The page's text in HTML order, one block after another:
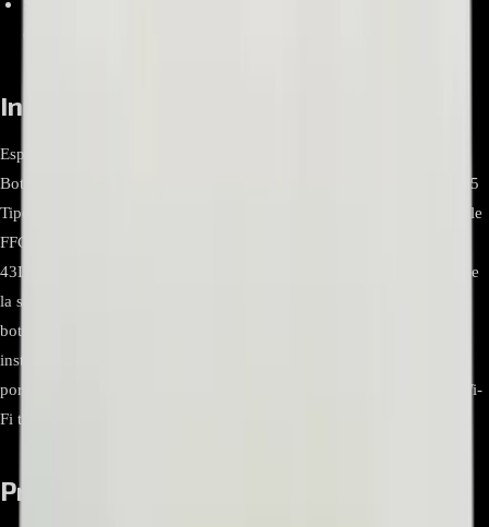
Información relevante
Especificación Detalle Marca LG Referencias incluidas
Botonera/IR/Power: EBR80772103; Cable FFC/LVDS: EAD63787305
Tipo Módulo de botones y receptor IR con conector para Wi-Fi + cable
FFC de enlace Modelos relacionados documentados
43LH5700/570V/590V, 43UH603V/610V/620V, entre otros de 43″ de
la serie LH/UH Conectividad Conector FFC entre main board y
botonera/Wi-Fi; receptor IR integrado en EBR80772103 Notas de
instalación Desenergizar TV; manipular con protección ESD; montar
por número de parte; evitar doblar el FFC; actualizar/redetectar red Wi-
Fi tras el cambio
Preguntas frecuentes